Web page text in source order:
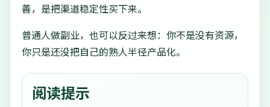
善，是把渠道稳定性买下来。
普通人做副业，也可以反过来想：你不是没有资源，
你只是还没把自己的熟人半径产品化。
阅读提示